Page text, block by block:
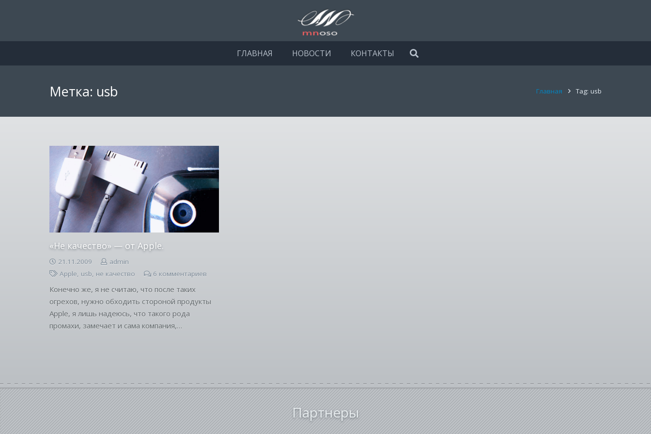
ГЛАВНАЯ НОВОСТИ КОНТАКТЫ
Метка: usb Главная Tag: usb
«Не качество» — от Apple.
21.11.2009
admin
Apple, usb, не качество 6 комментариев
Конечно же, я не считаю, что после таких
огрехов, нужно обходить стороной продукты
Apple, я лишь надеюсь, что такого рода
промахи, замечает и сама компания,…
Партнеры